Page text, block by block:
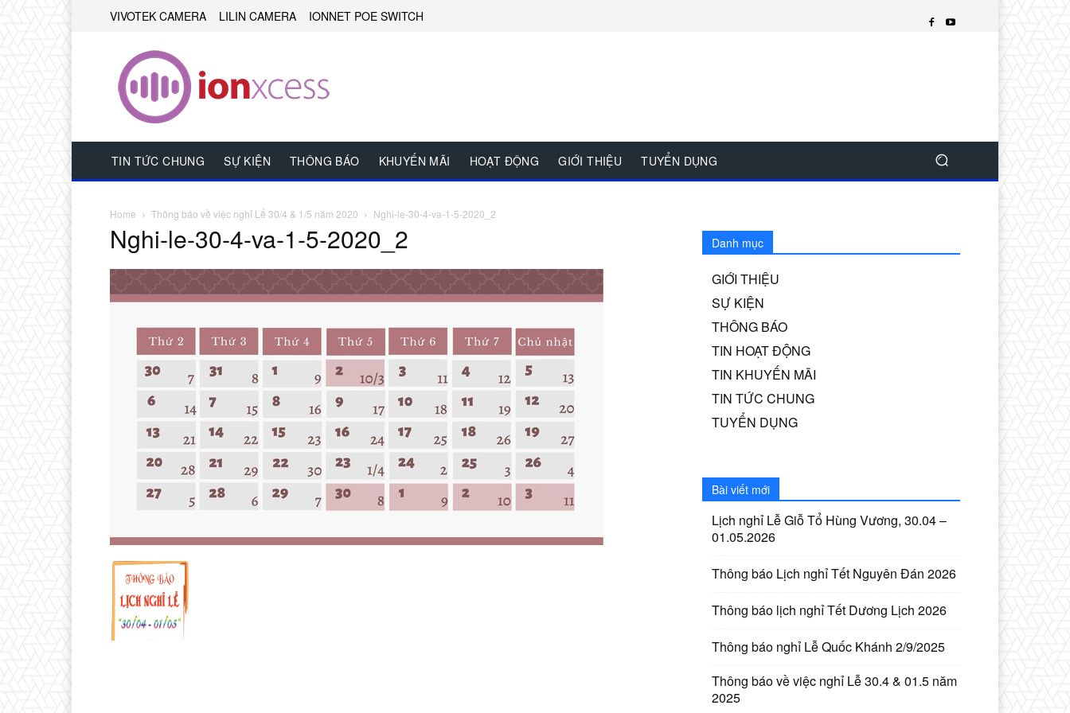
VIVOTEK CAMERA LILIN CAMERA IONNET POE SWITCH
TIN TỨC CHUNG SỰ KIỆN THÔNG BÁO KHUYẾN MÃI HOẠT ĐỘNG GIỚI THIỆU TUYỂN DỤNG
Home Thông báo về việc nghỉ Lể 30/4 & 1/5 năm 2020 Nghi-le-30-4-va-1-5-2020_2
Nghi-le-30-4-va-1-5-2020_2 Danh mục
GIỚI THIỆU
SỰ KIỆN
THÔNG BÁO
TIN HOẠT ĐỘNG
TIN KHUYẾN MÃI
TIN TỨC CHUNG
TUYỂN DỤNG
Bài viết mới
Lịch nghỉ Lễ Giỗ Tổ Hùng Vương, 30.04 –
01.05.2026
Thông báo Lịch nghỉ Tết Nguyên Đán 2026
Thông báo lịch nghỉ Tết Dương Lịch 2026
Thông báo nghỉ Lễ Quốc Khánh 2/9/2025
Thông báo về việc nghỉ Lễ 30.4 & 01.5 năm
2025